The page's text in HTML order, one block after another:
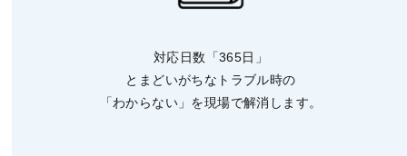
対応日数「365日」
とまどいがちなトラブル時の
「わからない」を現場で解消します。